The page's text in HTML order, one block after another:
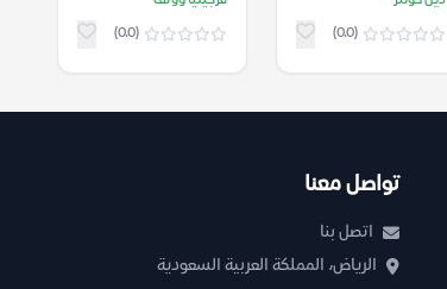
(0.0)
(0.0)
تواصل معنا
اتصل بنا
الرياض، المملكة العربية السعودية